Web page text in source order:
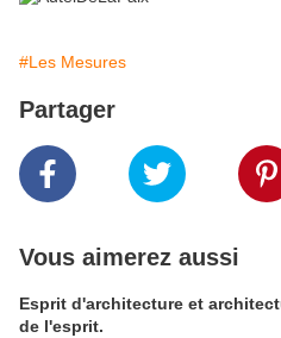
#Les Mesures
Partager
Vous aimerez aussi
Esprit d'architecture et
de l'esprit.